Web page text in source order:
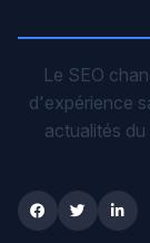
Le SEO
d'expérience
actualités